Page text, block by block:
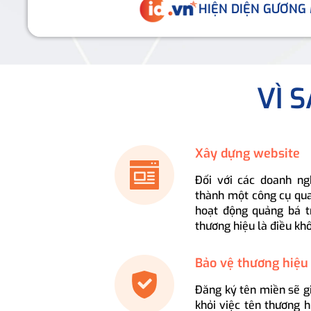
HIỆN DIỆN
VÌ
Xây dựng website
Đối với các doanh
thành một công cụ
hoạt động quảng bá
thương hiệu là điều
Bảo vệ thương hiệu
Đăng ký tên miền sẽ
khỏi việc tên thương